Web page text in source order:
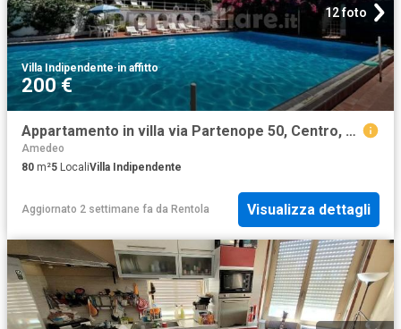
12 foto
Villa Indipendente·in affitto
200 €
Appartamento in villa via Partenope 50, Centro, Massa Lubrense
Amedeo
80 m²5 LocaliVilla Indipendente
Aggiornato 2 settimane fa da Rentola Visualizza dettagli